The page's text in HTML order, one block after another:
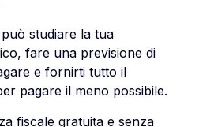
studiare la tua
fare una previsione di
e fornirti tutto il
pagare il meno possibile.
fiscale gratuita e senza